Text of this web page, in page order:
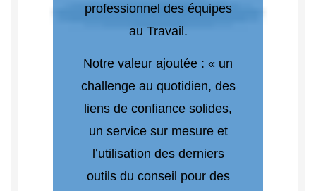
professionnel des équipes
au Travail.
Notre valeur ajoutée : « un
challenge au quotidien, des
liens de confiance solides,
un service sur mesure et
l’utilisation des derniers
outils du conseil pour des